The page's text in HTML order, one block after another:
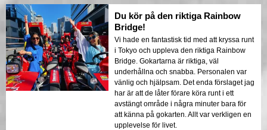
Du kör på den riktiga Rainbow
Bridge!
Vi hade en fantastisk tid med att kryssa runt
i Tokyo och uppleva den riktiga Rainbow
Bridge. Gokartarna är riktiga, väl
underhållna och snabba. Personalen var
vänlig och hjälpsam. Det enda förslaget jag
har är att de låter förare köra runt i ett
avstängt område i några minuter bara för
att känna på gokarten. Allt var verkligen en
upplevelse för livet.